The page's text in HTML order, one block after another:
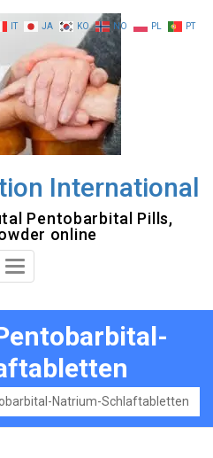
International
Pentobarbital Pills,
online
Toggle
Natrium-Schlaftabletten
IT JA KO NO PL PT